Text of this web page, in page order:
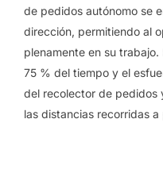
de pedidos autónomo se
dirección, permitiendo al
plenamente en su
75 % del tiempo y el
del recolector de pedidos
las distancias recorridas